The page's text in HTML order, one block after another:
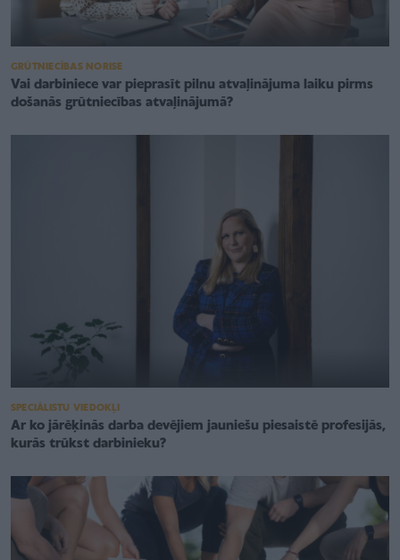
GRŪTNIECĪBAS NORISE
Vai darbiniece var pieprasīt pilnu atvaļinājuma laiku pirms
došanās grūtniecības atvaļinājumā?
SPECIĀLISTU VIEDOKĻI
Ar ko jārēķinās darba devējiem jauniešu piesaistē profesijās,
kurās trūkst darbinieku?